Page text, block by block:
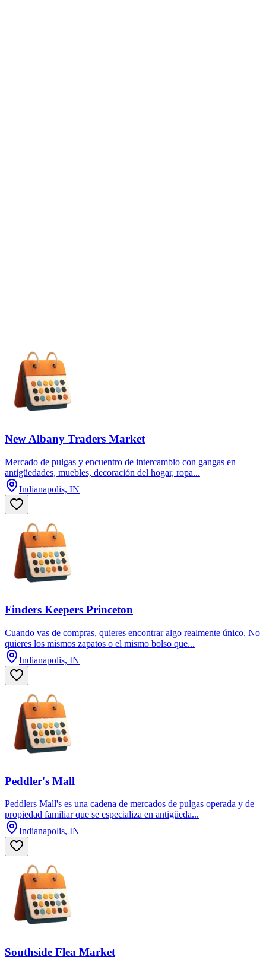
New Albany Traders Market
Mercado de pulgas y encuentro de intercambio con gangas en
antigüedades, muebles, decoración del hogar, ropa...
Indianapolis, IN
Finders Keepers Princeton
Cuando vas de compras, quieres encontrar algo realmente único. No
quieres los mismos zapatos o el mismo bolso que...
Indianapolis, IN
Peddler's Mall
Peddlers Mall's es una cadena de mercados de pulgas operada y de
propiedad familiar que se especializa en antigüeda...
Indianapolis, IN
Southside Flea Market